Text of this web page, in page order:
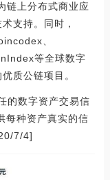
链上分布式商业应
支持。同时，
、
等全球数字
质公链项目。
的数字资产交易信
每种资产真实的信
7/4]